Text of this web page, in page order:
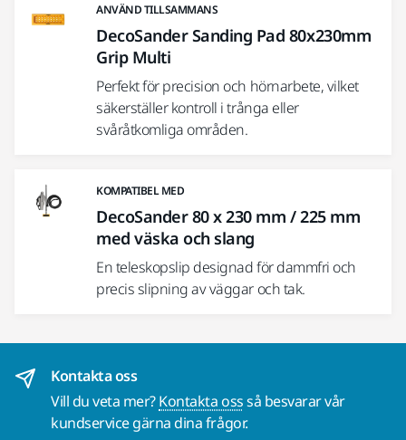
ANVÄND TILLSAMMANS
DecoSander Sanding Pad 80x230mm
Grip Multi
Perfekt för precision och hörnarbete, vilket
säkerställer kontroll i trånga eller
svåråtkomliga områden.
KOMPATIBEL MED
DecoSander 80 x 230 mm / 225 mm
med väska och slang
En teleskopslip designad för dammfri och
precis slipning av väggar och tak.
Kontakta oss
Vill du veta mer?Kontakta ossså besvarar vår
kundservice gärna dina frågor.